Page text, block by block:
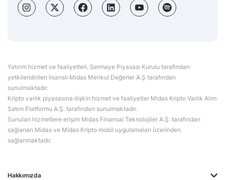
Hakkımızda
Yatırım hizmet ve faaliyetleri, Sermaye Piyasası Kurulu tarafından
yetkilendirilen lisanslı Midas Menkul Değerler A.Ş tarafından
sunulmaktadır.
Kripto varlık piyasasına ilişkin hizmet ve faaliyetler Midas Kripto Varlık Alım
Satım Platformu A.Ş. tarafından sunulmaktadır.
Sunulan hizmetlere erişim Midas Finansal Teknolojiler A.Ş. tarafından
sağlanan Midas ve Midas Kripto mobil uygulamaları üzerinden
sağlanmaktadır.